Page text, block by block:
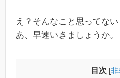
え？そんなこと思ってな
あ、早速いきましょうか。
目次 [非